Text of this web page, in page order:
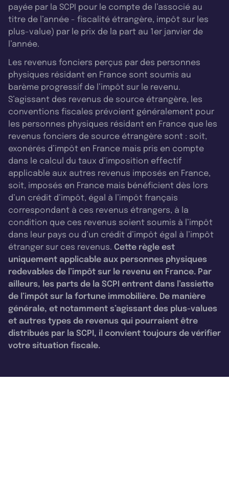
payée par la SCPI pour le compte de l’associé au
titre de l’année - fiscalité étrangère, impôt sur les
plus-value) par le prix de la part au 1er janvier de
l’année.
Les revenus fonciers perçus par des personnes
physiques résidant en France sont soumis au
barème progressif de l’impôt sur le revenu.
S’agissant des revenus de source étrangère, les
conventions fiscales prévoient généralement pour
les personnes physiques résidant en France que les
revenus fonciers de source étrangère sont : soit,
exonérés d’impôt en France mais pris en compte
dans le calcul du taux d’imposition effectif
applicable aux autres revenus imposés en France,
soit, imposés en France mais bénéficient dès lors
d’un crédit d’impôt, égal à l’impôt français
correspondant à ces revenus étrangers, à la
condition que ces revenus soient soumis à l’impôt
dans leur pays ou d’un crédit d’impôt égal à l’impôt
étranger sur ces revenus. Cette règle est
uniquement applicable aux personnes physiques
redevables de l’impôt sur le revenu en France. Par
ailleurs, les parts de la SCPI entrent dans l’assiette
de l’impôt sur la fortune immobilière. De manière
générale, et notamment s’agissant des plus-values
et autres types de revenus qui pourraient être
distribués par la SCPI, il convient toujours de vérifier
votre situation fiscale.